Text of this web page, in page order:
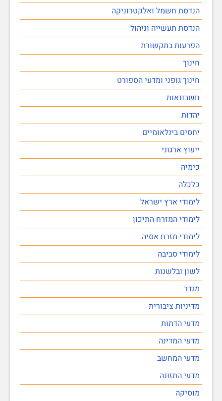
הנדסת חשמל ואלקטרוניקה
הנדסת תעשייה וניהול
הפרעות בתקשורת
חינוך
חינוך גופני ומדעי הספורט
חשבונאות
יהדות
יחסים בינלאומיים
ייעוץ ארגוני
כימיה
כלכלה
לימודי ארץ ישראל
לימודי המזרח התיכון
לימודי מזרח אסיה
לימודי סביבה
לשון ובלשנות
מגדר
מדיניות ציבורית
מדעי הדתות
מדעי המדינה
מדעי המחשב
מדעי התזונה
מוסיקה